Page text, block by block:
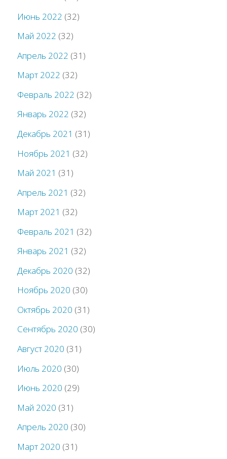
Июнь 2022 (32)
Май 2022 (32)
Апрель 2022 (31)
Март 2022 (32)
Февраль 2022 (32)
Январь 2022 (32)
Декабрь 2021 (31)
Ноябрь 2021 (32)
Май 2021 (31)
Апрель 2021 (32)
Март 2021 (32)
Февраль 2021 (32)
Январь 2021 (32)
Декабрь 2020 (32)
Ноябрь 2020 (30)
Октябрь 2020 (31)
Сентябрь 2020 (30)
Август 2020 (31)
Июль 2020 (30)
Июнь 2020 (29)
Май 2020 (31)
Апрель 2020 (30)
Март 2020 (31)